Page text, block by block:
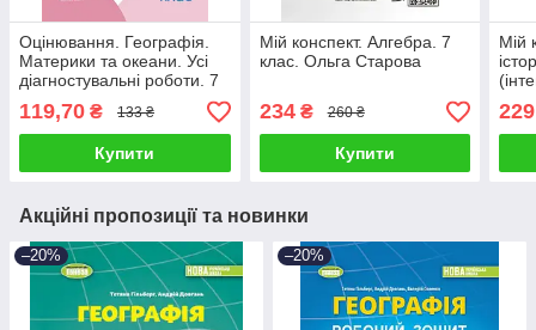
Оцінювання. Географія.
Материки та океани. Усі
діагностувальні роботи. 7
клас. Подрушняк Основа
119,70 ₴ 133 ₴
Купити
Мій конспект. Алгебра. 7
клас. Ольга Старова
234₴ 260 ₴
Купити
Мій
Акційні пропозиції та новинки
–20% –20%